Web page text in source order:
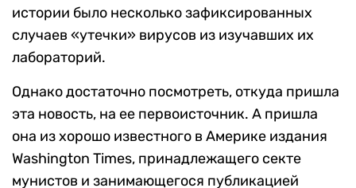
истории было несколько зафиксированных
случаев «утечки» вирусов из изучавших их
лабораторий.
Однако достаточно посмотреть, откуда пришла
эта новость, на ее первоисточник. А пришла
она из хорошо известного в Америке издания
Washington Times, принадлежащего секте
мунистов и занимающегося публикацией